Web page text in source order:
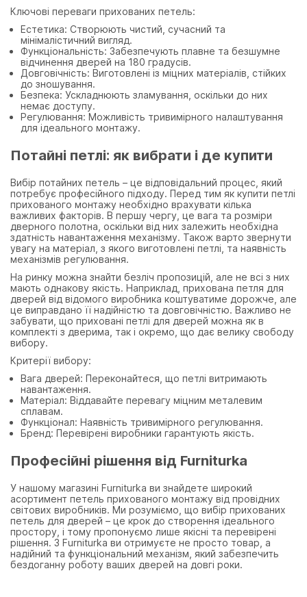
Ключові переваги прихованих петель:
Естетика: Створюють чистий, сучасний та
мінімалістичний вигляд.
Функціональність: Забезпечують плавне та безшумне
відчинення дверей на 180 градусів.
Довговічність: Виготовлені із міцних матеріалів, стійких
до зношування.
Безпека: Ускладнюють зламування, оскільки до них
немає доступу.
Регулювання: Можливість тривимірного налаштування
для ідеального монтажу.
Потайні петлі: як вибрати і де купити
Вибір потайних петель – це відповідальний процес, який
потребує професійного підходу. Перед тим як купити петлі
прихованого монтажу необхідно врахувати кілька
важливих факторів. В першу чергу, це вага та розміри
дверного полотна, оскільки від них залежить необхідна
здатність навантаження механізму. Також варто звернути
увагу на матеріал, з якого виготовлені петлі, та наявність
механізмів регулювання.
На ринку можна знайти безліч пропозицій, але не всі з них
мають однакову якість. Наприклад, прихована петля для
дверей від відомого виробника коштуватиме дорожче, але
це виправдано її надійністю та довговічністю. Важливо не
забувати, що приховані петлі для дверей можна як в
комплекті з дверима, так і окремо, що дає велику свободу
вибору.
Критерії вибору:
Вага дверей: Переконайтеся, що петлі витримають
навантаження.
Матеріал: Віддавайте перевагу міцним металевим
сплавам.
Функціонал: Наявність тривимірного регулювання.
Бренд: Перевірені виробники гарантують якість.
Професійні рішення від Furniturka
У нашому магазині Furniturka ви знайдете широкий
асортимент петель прихованого монтажу від провідних
світових виробників. Ми розуміємо, що вибір прихованих
петель для дверей – це крок до створення ідеального
простору, і тому пропонуємо лише якісні та перевірені
рішення. З Furniturka ви отримуєте не просто товар, а
надійний та функціональний механізм, який забезпечить
бездоганну роботу ваших дверей на довгі роки.